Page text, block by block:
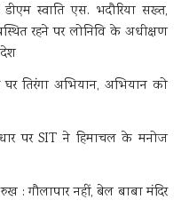
स्वाति एस. भदौरिया सख्त,
रहने पर लोनिवि के अधीक्षण
तिरंगा अभियान, अभियान को
पर SIT ने हिमाचल के मनोज
: गौलापार नहीं, बेल बाबा मंदिर